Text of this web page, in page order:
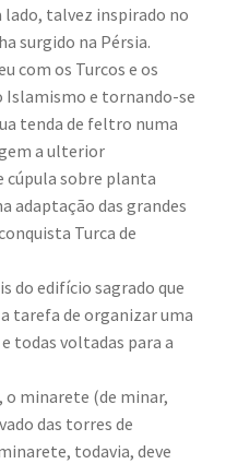
lado, talvez inspirado no
surgido na Pérsia.
com os Turcos e os
Islamismo e tornando-se
tenda de feltro numa
a ulterior
cúpula sobre planta
adaptação das grandes
Turca de
do edifício sagrado que
tarefa de organizar uma
todas voltadas para a
minarete (de minar,
das torres de
todavia, deve